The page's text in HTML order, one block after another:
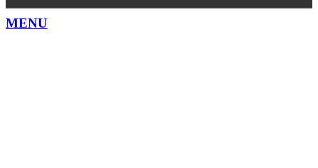
MENU